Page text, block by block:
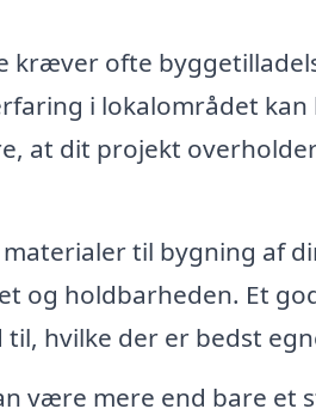
kræver ofte
i lokalområdet
at dit projekt
til bygning af
og holdbarheden. Et
hvilke der er bedst
være mere end bare et